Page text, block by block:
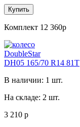
Купить
Комплект 12 360р
DoubleStar
DH05 165/70 R14 81T
В наличии: 1 шт.
На складе: 2 шт.
3 210 р